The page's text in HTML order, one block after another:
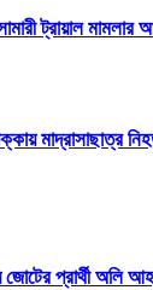
ট্রায়াল মামলার
মাদ্রাসাছাত্র
জোটের প্রার্থী অলি